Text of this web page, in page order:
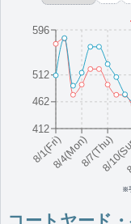
マカリスター
ン・ア・メン
洗練されたデザイン
のメンバーであるジ
ジョージ
開業:2016年 最低価
Marriott Bonvoyで価
プラチナエリート特典：
部ホテルであり）,プライ
8/1(Fri)8/4(Mon)8/7(Thu)
8/
412
462
512
596
※